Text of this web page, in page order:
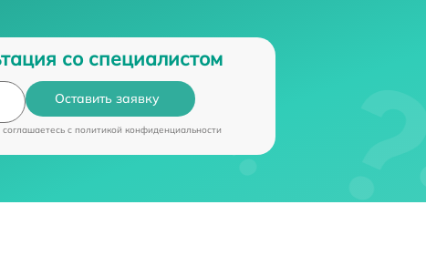
со специалистом
Оставить заявку
c политикой конфиденциальности